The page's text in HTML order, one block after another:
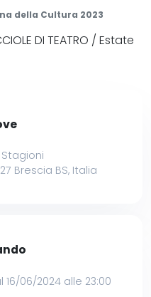
della Cultura 2023
DI TEATRO / Estate
Brescia BS, Italia
16/06/2024 alle 23:00